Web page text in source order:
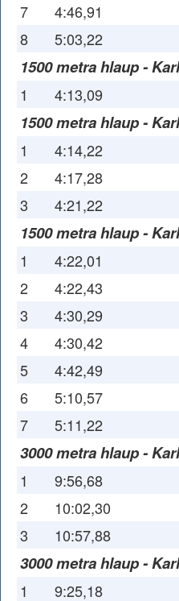
7
4:46,91
8
5:03,22
1500 metra hlaup -
1 4:13,09
1500 metra hlaup -
1
4:14,22
2
4:17,28
3
4:21,22
1500 metra hlaup -
1
4:22,01
2
4:22,43
3
4:30,29
4
4:30,42
5
4:42,49
6
5:10,57
7
5:11,22
3000 metra hlaup -
1
9:56,68
2
10:02,30
3
10:57,88
3000 metra hlaup -
1 9:25,18